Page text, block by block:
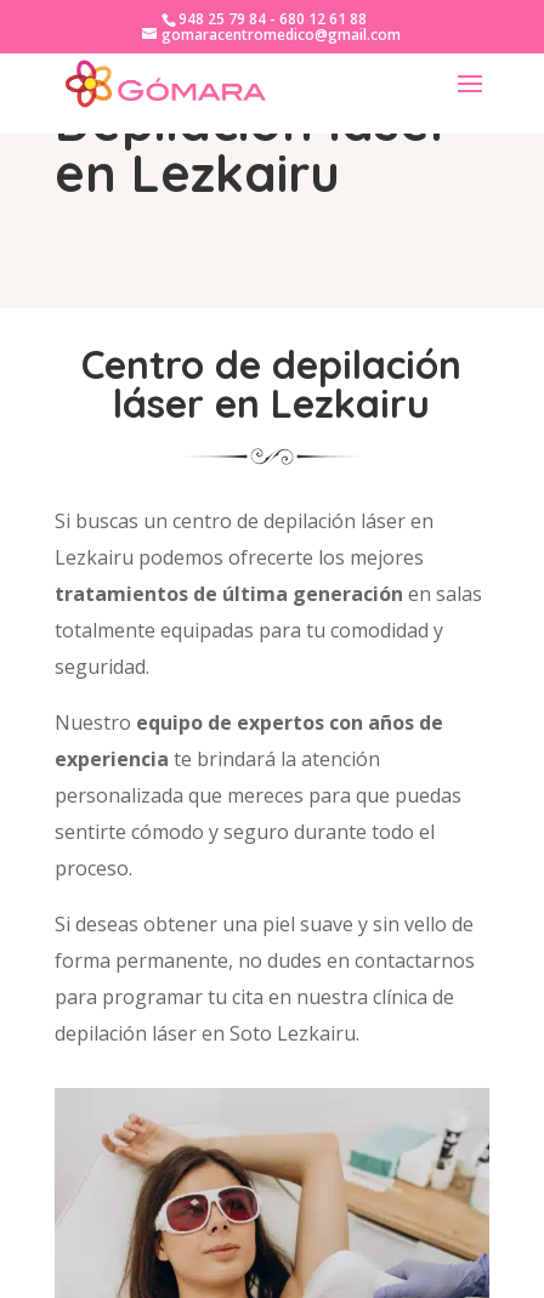
948 25 79 84 - 680 12 61 88
gomaracentromedico@gmail.com
Depilación láser
en Lezkairu
Centro de depilación
láser en Lezkairu
Si buscas un centro de depilación láser en
Lezkairu podemos ofrecerte los mejores
tratamientos de última generación en salas
totalmente equipadas para tu comodidad y
seguridad.
Nuestro equipo de expertos con años de
experiencia te brindará la atención
personalizada que mereces para que puedas
sentirte cómodo y seguro durante todo el
proceso.
Si deseas obtener una piel suave y sin vello de
forma permanente, no dudes en contactarnos
para programar tu cita en nuestra clínica de
depilación láser en Soto Lezkairu.